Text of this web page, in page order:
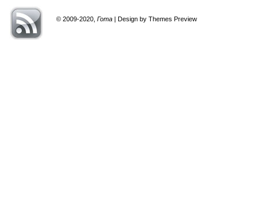
© 2009-2020, Гота | Design by Themes Preview